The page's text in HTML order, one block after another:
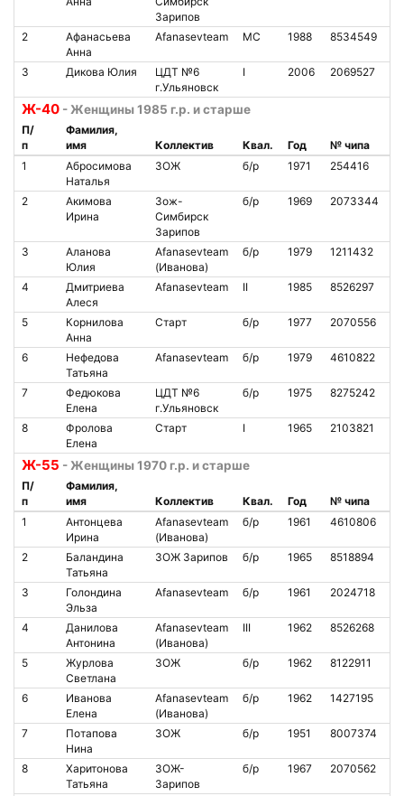
Зарипов
2
Афанасьева
Анна
Afanasevteam МС 1988 8534549
3 Дикова Юлия
ЦДТ №6
г.Ульяновск
I 2006 2069527
Ж-40 - Женщины 1985 г.р. и старше
П/
п
Фамилия,
имя
Коллектив Квал. Год № чипа
1
Абросимова
Наталья
ЗОЖ б/р 1971 254416
2
Акимова
Ирина
Зож-
Симбирск
Зарипов
б/р 1969 2073344
3
Аланова
Юлия
Afanasevteam
(Иванова)
б/р 1979 1211432
4
Дмитриева
Алеся
Afanasevteam II 1985 8526297
5
Корнилова
Анна
Старт б/р 1977 2070556
6
Нефедова
Татьяна
Afanasevteam б/р 1979 4610822
7
Федюкова
Елена
ЦДТ №6
г.Ульяновск
б/р 1975 8275242
8
Фролова
Елена
Старт I 1965 2103821
Ж-55 - Женщины 1970 г.р. и старше
П/
п
Фамилия,
имя
Коллектив Квал. Год № чипа
1
Антонцева
Ирина
Afanasevteam
(Иванова)
б/р 1961 4610806
2
Баландина
Татьяна
ЗОЖ Зарипов б/р 1965 8518894
3
Голондина
Эльза
Afanasevteam б/р 1961 2024718
4
Данилова
Антонина
Afanasevteam
(Иванова)
III 1962 8526268
5
Журлова
Светлана
ЗОЖ б/р 1962 8122911
6
Иванова
Елена
Afanasevteam
(Иванова)
б/р 1962 1427195
7
Потапова
Нина
ЗОЖ б/р 1951 8007374
8
Харитонова
Татьяна
ЗОЖ-
Зарипов
б/р 1967 2070562